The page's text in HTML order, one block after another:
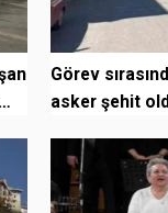
Görev
asker şehit